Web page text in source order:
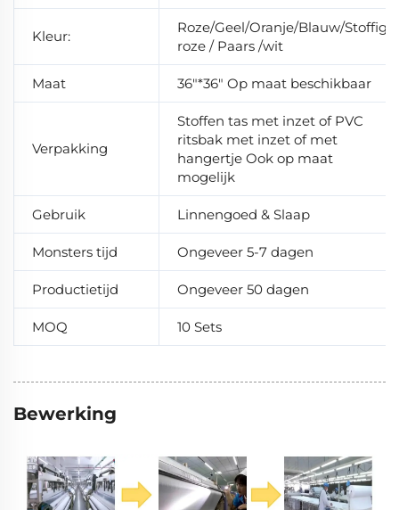
Kleur:
Roze/Geel/Oranje/Blauw/Stoffig
roze / Paars /wit
Maat 36"*36" Op maat beschikbaar
Verpakking
Stoffen tas met inzet of PVC
ritsbak met inzet of met
hangertje Ook op maat
mogelijk
Gebruik Linnengoed & Slaap
Monsters tijd Ongeveer 5-7 dagen
Productietijd Ongeveer 50 dagen
MOQ 10 Sets
Bewerking